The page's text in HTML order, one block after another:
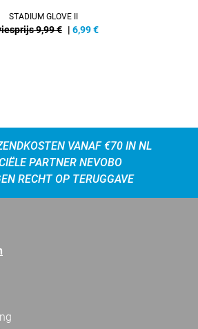
STADIUM GLOVE II
9,99 € | 6,99€
VANAF €70 IN NL
PARTNER NEVOBO
RECHT OP TERUGGAVE